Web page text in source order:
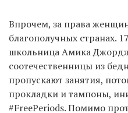
Впрочем, за права
благополучных странах.
школьница Амика
соотечественницы из
пропускают занятия,
прокладки и тампоны,
#FreePeriods. Помимо